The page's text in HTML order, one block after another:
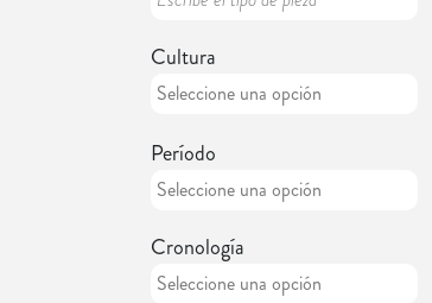
Cultura
Período
Cronología